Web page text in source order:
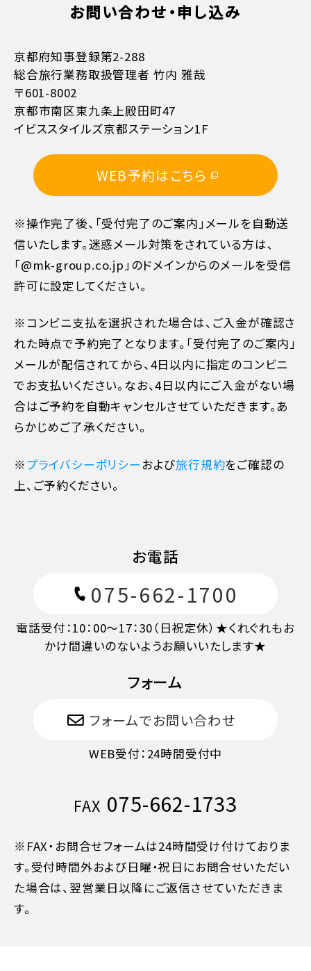
11日目に当たる日以前 無料
7日目に当たる日以降
お問い合わせ・申し込み
京都府知事登録第2-288
総合旅行業務取扱管理者 竹内 雅哉
〒601-8002
京都市南区東九条上殿田町47
イビススタイルズ京都ステーション1F
WEB予約はこちら
※操作完了後、「受付完了のご案内」メールを自動送
信いたします。迷惑メール対策をされている方は､
「@mk-group.co.jp」のドメインからのメールを受信
許可に設定してください。
※コンビニ支払を選択された場合は、ご入金が確認さ
れた時点で予約完了となります。「受付完了のご案内」
メールが配信されてから、4日以内に指定のコンビニ
でお支払いください。なお、4日以内にご入金がない場
合はご予約を自動キャンセルさせていただきます。あ
らかじめご了承ください。
※プライバシーポリシーおよび旅行規約をご確認の
上、ご予約ください。
お電話
075-662-1700
電話受付：10：00～17：30（日祝定休）★くれぐれもお
かけ間違いのないようお願いいたします★
フォーム
フォームでお問い合わせ
WEB受付：24時間受付中
FAX 075-662-1733
※FAX・お問合せフォームは24時間受け付けておりま
す。受付時間外および日曜・祝日にお問合せいただい
た場合は、翌営業日以降にご返信させていただきま
す。